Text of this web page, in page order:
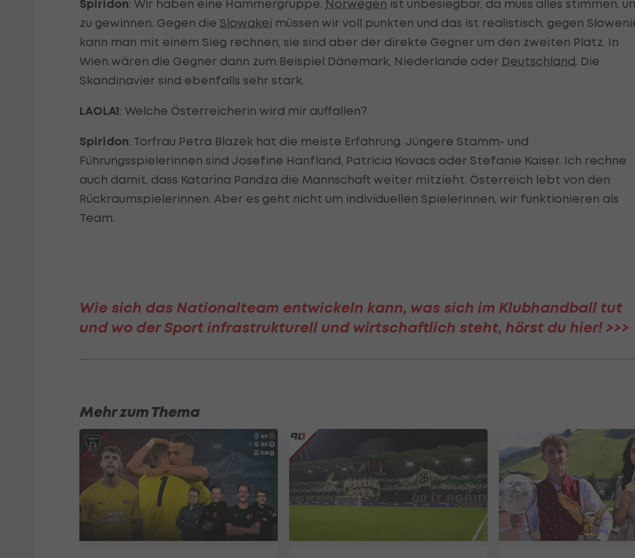
Spiridon: Wir haben eine Hammergruppe. Norwegen ist unbesiegbar, da muss alles stimmen,
zu gewinnen. Gegen die Slowakei müssen wir voll punkten und das ist realistisch, gegen
kann man mit einem Sieg rechnen, sie sind aber der direkte Gegner um den zweiten Platz. In
Wien wären die Gegner dann zum Beispiel Dänemark, Niederlande oder Deutschland. Die
Skandinavier sind ebenfalls sehr stark.
LAOLA1: Welche Österreicherin wird mir auffallen?
Spiridon: Torfrau Petra Blazek hat die meiste Erfahrung. Jüngere Stamm- und
Führungsspielerinnen sind Josefine Hanfland, Patricia Kovacs oder Stefanie Kaiser. Ich rechne
auch damit, dass Katarina Pandza die Mannschaft weiter mitzieht. Österreich lebt von den
Rückraumspielerinnen. Aber es geht nicht um individuellen Spielerinnen, wir funktionieren als
Team.
Wie sich das Nationalteam entwickeln kann, was sich im Klubhandball tut
und wo der Sport infrastrukturell und wirtschaftlich steht, hörst du hier! >>>
Mehr zum Thema